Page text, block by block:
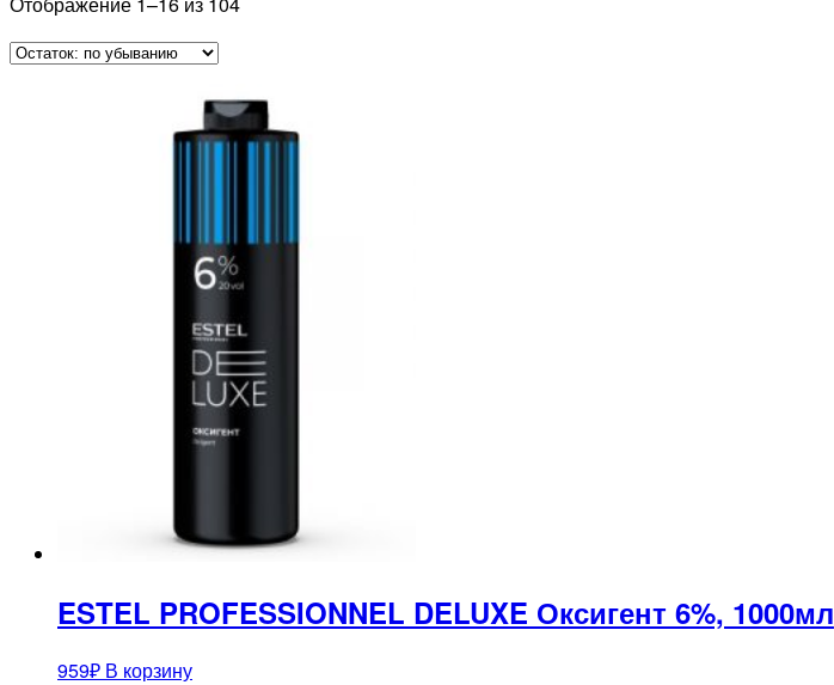
ESTEL PROFESSIONNEL DELUXE Оксигент 6%, 1000мл
959₽ В корзину